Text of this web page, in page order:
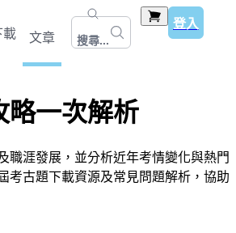
載 文章 搜尋...
登入
略一次解析
職涯發展，並分析近年考情變化與熱門
考古題下載資源及常見問題解析，協助